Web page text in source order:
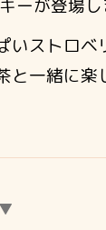
ーが登場し
ストロベ
一緒に
▼